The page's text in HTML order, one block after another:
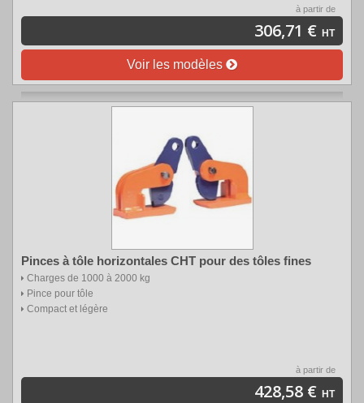
à partir de
306,71 € HT
Voir les modèles
Pinces à tôle horizontales CHT pour des tôles fines
Charges de 1000 à 2000 kg
Pince pour tôle
Compact et légère
à partir de
428,58 € HT